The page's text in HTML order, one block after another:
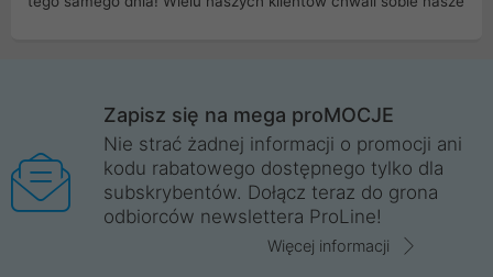
Wrocław, Poznań, Legnica, Katowice, Gliwice, Kalisz, Bytom,
Trzebnica, Opole. Szybka i profesjonalna obsługa!
ProLine to polska firma ze 100% polskim kapitałem. Działamy
legalnie i płacimy podatki w naszym kraju! Posiadamy siedzibę
główną w Mirkowie oraz salony na terenie kraju. Cała
komunikacja ze sklepem komputerowym ProLine jest
Zapisz się na mega proMOCJE
Nie strać żadnej informacji o promocji ani
kodu rabatowego dostępnego tylko dla
subskrybentów. Dołącz teraz do grona
odbiorców newslettera ProLine!
Więcej informacji